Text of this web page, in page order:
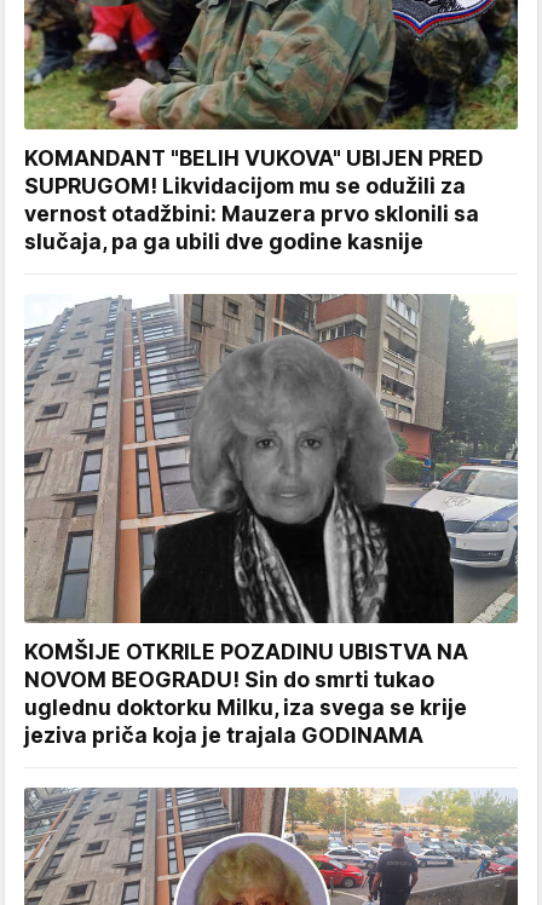
KOMANDANT "BELIH VUKOVA" UBIJEN PRED
SUPRUGOM! Likvidacijom mu se odužili za
vernost otadžbini: Mauzera prvo sklonili sa
slučaja, pa ga ubili dve godine kasnije
KOMŠIJE OTKRILE POZADINU UBISTVA NA
NOVOM BEOGRADU! Sin do smrti tukao
uglednu doktorku Milku, iza svega se krije
jeziva priča koja je trajala GODINAMA